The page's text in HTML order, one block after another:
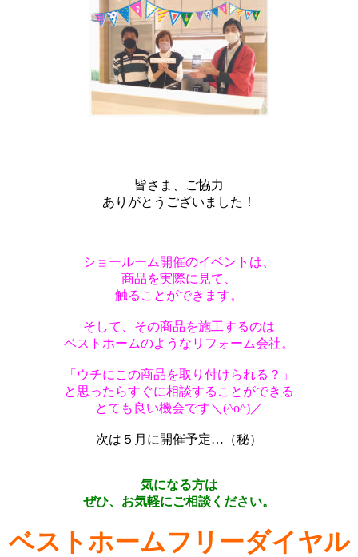
皆さま、ご協力
ありがとうございました！
ショールーム開催のイベントは、
商品を実際に見て、
触ることができます。
そして、その商品を施工するのは
ベストホームのようなリフォーム会社。
「ウチにこの商品を取り付けられる？」
と思ったらすぐに相談することができる
とても良い機会です＼(^o^)／
次は５月に開催予定…（秘）
気になる方は
ぜひ、お気軽にご相談ください。
ベストホームフリーダイヤル